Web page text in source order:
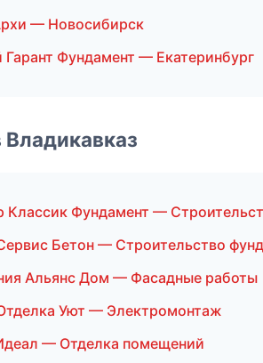
— Новосибирск
Гарант Фундамент — Екатеринбург
Классик Фундамент —
Бетон — Строительство
Альянс Дом — Фасадные работы
Уют — Электромонтаж
— Отделка помещений